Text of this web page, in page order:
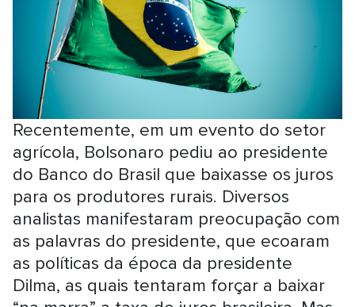
Recentemente, em um evento do setor
agrícola, Bolsonaro pediu ao presidente
do Banco do Brasil que baixasse os juros
para os produtores rurais. Diversos
analistas manifestaram preocupação com
as palavras do presidente, que ecoaram
as políticas da época da presidente
Dilma, as quais tentaram forçar a baixar